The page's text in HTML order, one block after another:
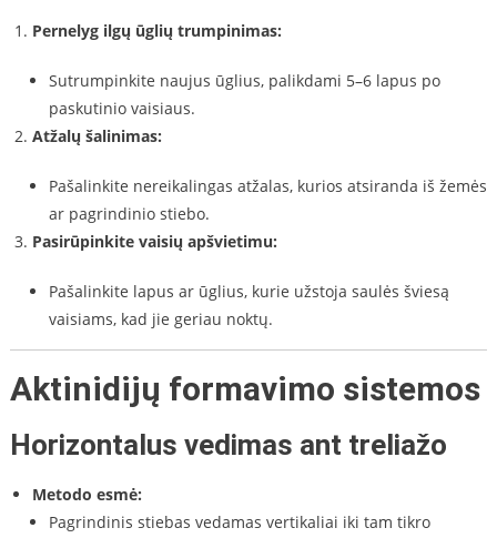
Pernelyg ilgų ūglių trumpinimas:
Sutrumpinkite naujus ūglius, palikdami 5–6 lapus po
paskutinio vaisiaus.
Atžalų šalinimas:
Pašalinkite nereikalingas atžalas, kurios atsiranda iš žemės
ar pagrindinio stiebo.
Pasirūpinkite vaisių apšvietimu:
Pašalinkite lapus ar ūglius, kurie užstoja saulės šviesą
vaisiams, kad jie geriau noktų.
Aktinidijų formavimo sistemos
Horizontalus vedimas ant treliažo
Metodo esmė:
Pagrindinis stiebas vedamas vertikaliai iki tam tikro